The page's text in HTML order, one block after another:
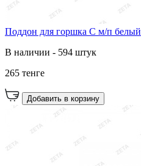
Поддон для горшка С м/п белый
В наличии - 594 штук
265 тенге
Добавить в корзину